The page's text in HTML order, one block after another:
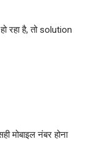
रहा है, तो solution
मोबाइल नंबर होना